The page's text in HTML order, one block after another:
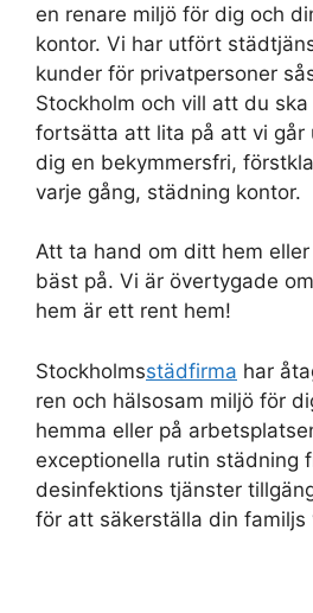
en renare miljö för dig och
kontor. Vi har utfört
kunder för privatpersoner
Stockholm och vill att du
fortsätta att lita på att vi går
dig en bekymmersfri,
varje gång, städning kontor.
Att ta hand om ditt hem
bäst på. Vi är övertygade
hem är ett rent hem!
Stockholmsstädfirma har
ren och hälsosam miljö för
hemma eller på
exceptionella rutin städning
desinfektions tjänster
för att säkerställa din familjs